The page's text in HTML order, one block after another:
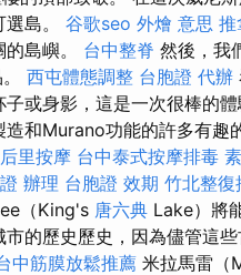
島。 谷歌seo 外燴 意思 推
島嶼。 台中整脊 然後，我
西屯體態調整 台胞證 代辦
或身影，這是一次很棒的體
和Murano功能的許多有
后里按摩 台中泰式按摩排毒
辦理 台胞證 效期 竹北整復
（King's 唐六典 Lake）將
的歷史歷史，因為儘管這
中筋膜放鬆推薦 米拉馬雷（